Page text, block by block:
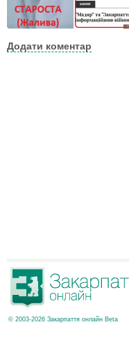
Додати коментар
© 2003-2026 Закарпаття онлайн Beta